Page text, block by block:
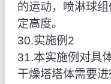
的运动，喷淋球
定高度。
30.实施例2
31.本实施例对具
干燥塔塔体需要